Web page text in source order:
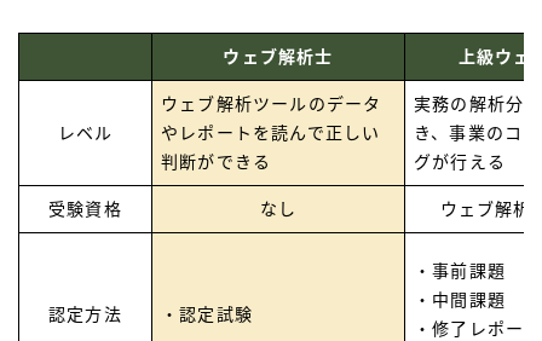
ウェブ解析士 上級ウェ
レベル
ウェブ解析ツールのデータ
やレポートを読んで正しい
判断ができる
実務の解析分
き、事業のコ
グが行える
受験資格 なし ウェブ解析
認定方法 ・認定試験
・事前課題
・中間課題
・修了レポート